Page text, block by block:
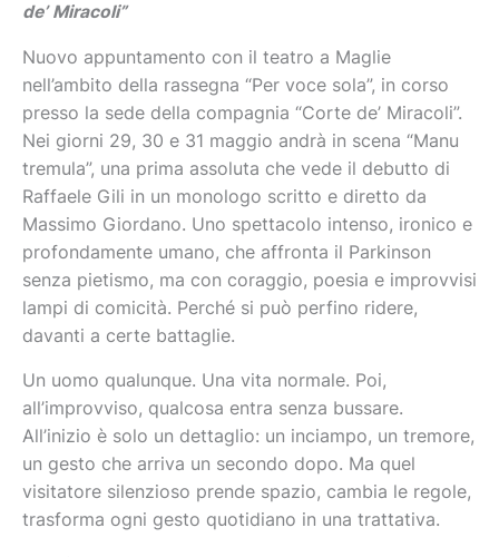
de’ Miracoli”
Nuovo appuntamento con il teatro a Maglie
nell’ambito della rassegna “Per voce sola”, in corso
presso la sede della compagnia “Corte de’ Miracoli”.
Nei giorni 29, 30 e 31 maggio andrà in scena “Manu
tremula”, una prima assoluta che vede il debutto di
Raffaele Gili in un monologo scritto e diretto da
Massimo Giordano. Uno spettacolo intenso, ironico e
profondamente umano, che affronta il Parkinson
senza pietismo, ma con coraggio, poesia e improvvisi
lampi di comicità. Perché si può perfino ridere,
davanti a certe battaglie.
Un uomo qualunque. Una vita normale. Poi,
all’improvviso, qualcosa entra senza bussare.
All’inizio è solo un dettaglio: un inciampo, un tremore,
un gesto che arriva un secondo dopo. Ma quel
visitatore silenzioso prende spazio, cambia le regole,
trasforma ogni gesto quotidiano in una trattativa.